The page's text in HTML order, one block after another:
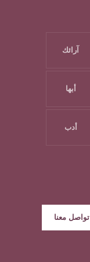
آرائك
أبها
أدب
تواصل معنا